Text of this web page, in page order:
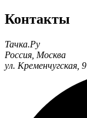
Контакты
Тачка.Ру
Россия Москва
ул. Кременчугская, 9